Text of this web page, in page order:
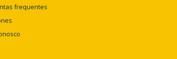
frequentes